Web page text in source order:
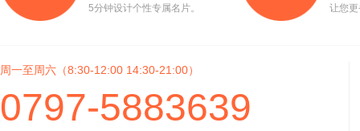
5分钟设计个性专属名片。
让您
周一至周六（8:30-12:00 14:30-21:00）
0797-5883639